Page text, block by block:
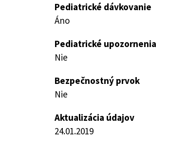
Pediatrické dávkovanie
Áno
Pediatrické upozornenia
Nie
Bezpečnostný prvok
Nie
Aktualizácia údajov
24.01.2019